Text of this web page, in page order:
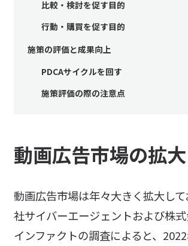
比較・検討を促す目的
行動・購買を促す目的
施策の評価と成果向上
PDCAサイクルを回す
施策評価の際の注意点
動画広告市場の拡大
動画広告市場は年々大きく拡大し
社サイバーエージェントおよび株
インファクトの調査によると、